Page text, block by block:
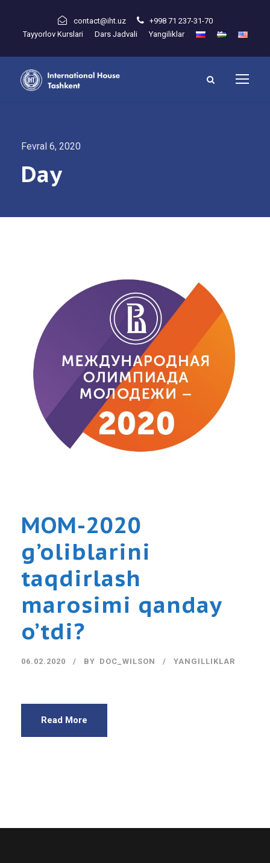
contact@iht.uz
+998 71 237-31-70
Tayyorlov Kurslari
Dars Jadvali Yangiliklar
Fevral 6, 2020
Day
MOM-2020
g’oliblarini
taqdirlash
marosimi qanday
o’tdi?
06.02.2020 BY DOC_WILSON YANGILLIKLAR
Read More